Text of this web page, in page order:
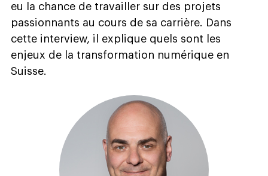
eu la chance de travailler sur des projets
passionnants au cours de sa carrière. Dans
cette interview, il explique quels sont les
enjeux de la transformation numérique en
Suisse.